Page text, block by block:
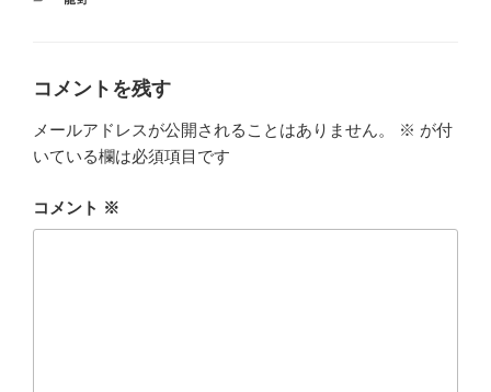
コメントを残す
メールアドレスが公開されることはありません。 ※ が付
いている欄は必須項目です
コメント ※